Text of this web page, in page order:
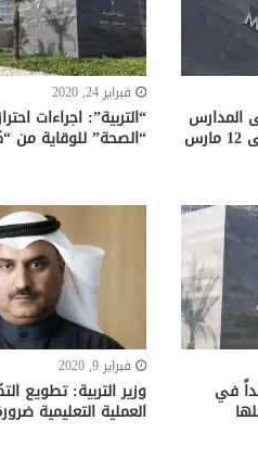
المدارس
الحكومية والخاصة من 1 حتى 12 مارس
فبراير 24, 2020
“التربية”: اجراءات
“الصحة” للوقاية من
في
فبراير 9, 2020
وزير التربية: تطويع
العملية التعليمية